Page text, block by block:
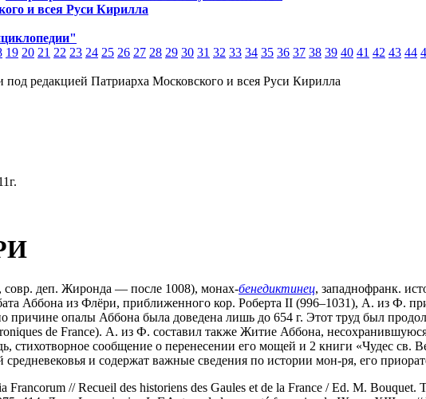
и всея Руси Кирилла
19 20 21 22 23 24 25 26 27 28 29 30 31 32 33 34 35 36 37 38 39 40 41 42 43 44
редакцией Патриарха Московского и всея Руси Кирилла
совр. деп. Жиронда — после 1008), монах-бенедиктинец, западнофранк.
Аббона из Флёри, приближенного кор. Роберта II (996–1031), А. из Ф.
причине опалы Аббона была доведена лишь до 654 г. Этот труд был
de France). А. из Ф. составил также Житие Аббона,
стихотворное сообщение о перенесении его мощей и 2 книги «Чудес св.
средневековья и содержат важные сведения по истории мон-ря, его
// Recueil des historiens des Gaules et de la France / Ed. M.